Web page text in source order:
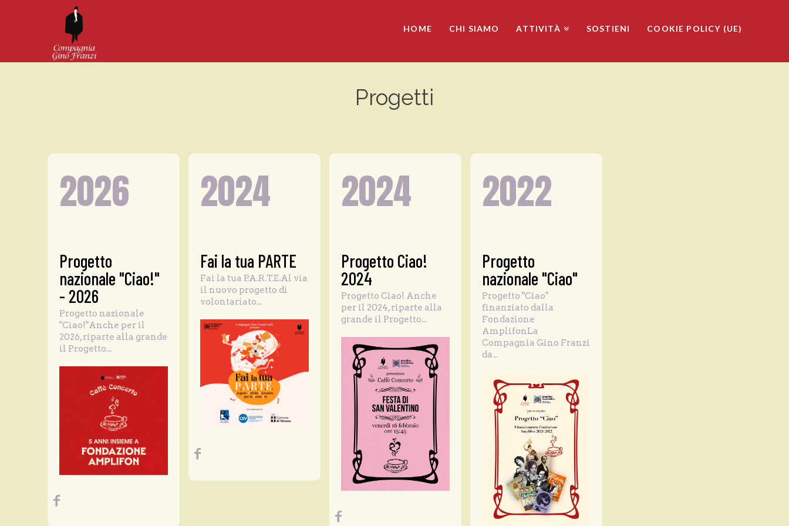
HOME CHI SIAMO ATTIVITÀ SOSTIENI COOKIE POLICY (UE)
Progetti
2026
Progetto
nazionale "Ciao!"
- 2026
Progetto nazionale
"Ciao!"Anche per il
2026, riparte alla grande
il Progetto...
2024
Fai la tua PARTE
Fai la tua P.A.R.T.E.Al via
il nuovo progetto di
volontariato...
2024
Progetto Ciao!
2024
Progetto Ciao! Anche
per il 2024, riparte alla
grande il Progetto...
2022
Progetto
nazionale "Ciao"
Progetto "Ciao"
finanziato dalla
Fondazione
AmplifonLa
Compagnia Gino Franzi
da...